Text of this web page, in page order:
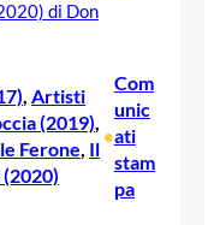
di Don
, Artisti
(2019)
Ferone, Il
•
Com
unic
ati
stam
pa